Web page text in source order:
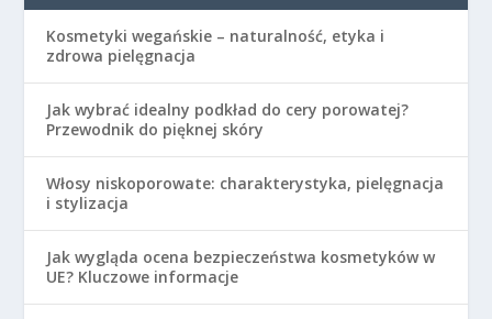
Kosmetyki wegańskie – naturalność, etyka i
zdrowa pielęgnacja
Jak wybrać idealny podkład do cery porowatej?
Przewodnik do pięknej skóry
Włosy niskoporowate: charakterystyka, pielęgnacja
i stylizacja
Jak wygląda ocena bezpieczeństwa kosmetyków w
UE? Kluczowe informacje